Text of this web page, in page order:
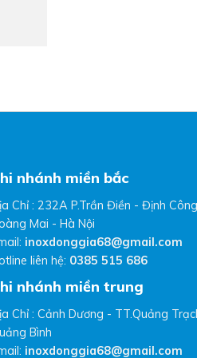
nhánh miền bắc
Chỉ : 232A P.Trần Điền - Định
Mai - Hà Nội
inoxdonggia68@gmail.com
liên hệ: 0385 515 686
nhánh miền trung
Chỉ : Cảnh Dương - TT.Quảng
Bình
inoxdonggia68@gmail.com